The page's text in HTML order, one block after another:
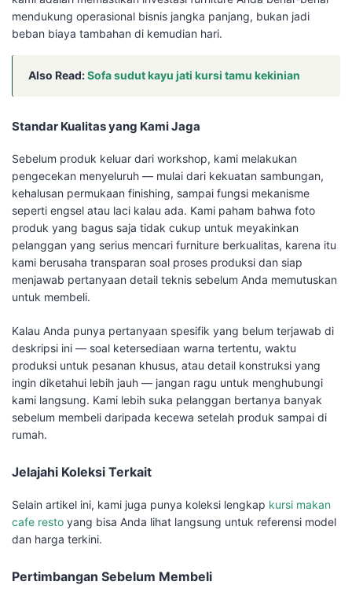
mendukung operasional bisnis jangka panjang, bukan jadi
beban biaya tambahan di kemudian hari.
Also Read:Sofa sudut kayu jati kursi tamu kekinian
Standar Kualitas yang Kami Jaga
Sebelum produk keluar dari workshop, kami melakukan
pengecekan menyeluruh — mulai dari kekuatan sambungan,
kehalusan permukaan finishing, sampai fungsi mekanisme
seperti engsel atau laci kalau ada. Kami paham bahwa foto
produk yang bagus saja tidak cukup untuk meyakinkan
pelanggan yang serius mencari furniture berkualitas, karena itu
kami berusaha transparan soal proses produksi dan siap
menjawab pertanyaan detail teknis sebelum Anda memutuskan
untuk membeli.
Kalau Anda punya pertanyaan spesifik yang belum terjawab di
deskripsi ini — soal ketersediaan warna tertentu, waktu
produksi untuk pesanan khusus, atau detail konstruksi yang
ingin diketahui lebih jauh — jangan ragu untuk menghubungi
kami langsung. Kami lebih suka pelanggan bertanya banyak
sebelum membeli daripada kecewa setelah produk sampai di
rumah.
Jelajahi Koleksi Terkait
Selain artikel ini, kami juga punya koleksi lengkap kursi makan
cafe resto yang bisa Anda lihat langsung untuk referensi model
dan harga terkini.
Pertimbangan Sebelum Membeli